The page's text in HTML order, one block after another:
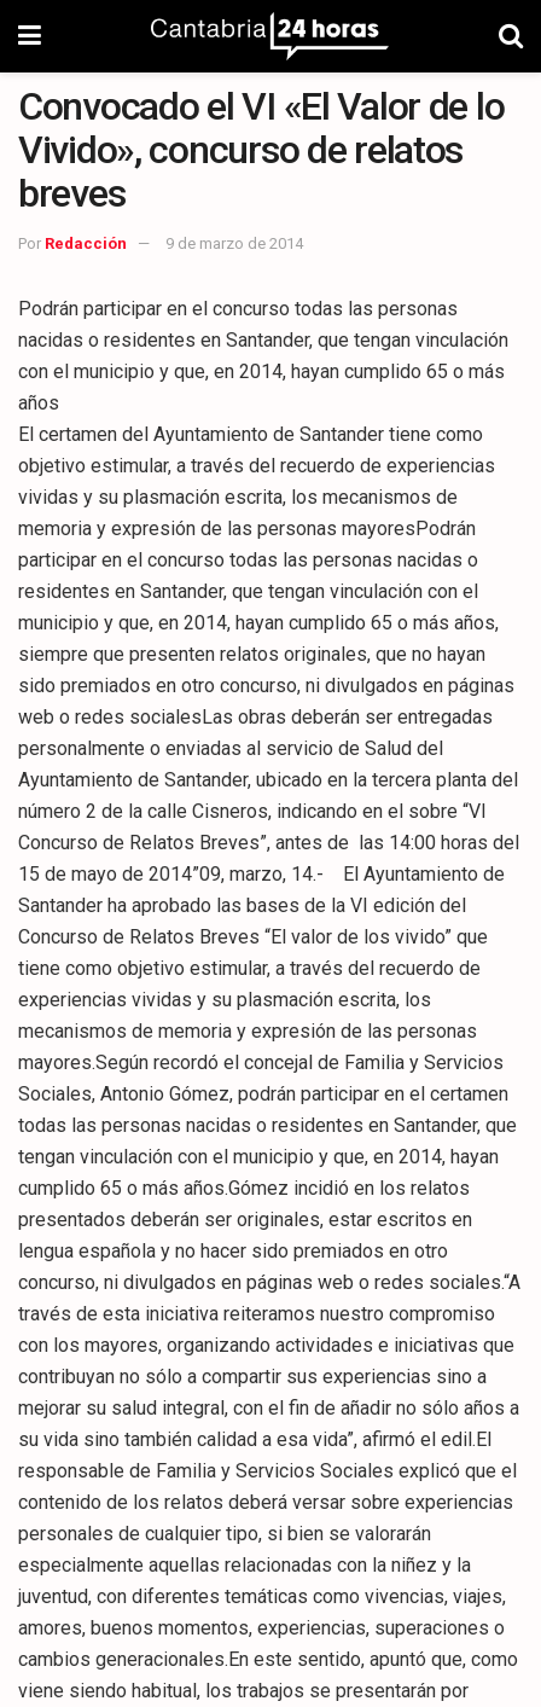
Convocado el VI «El Valor de lo
Vivido», concurso de relatos
breves
Por Redacción 9 de marzo de 2014
Podrán participar en el concurso todas las personas
nacidas o residentes en Santander, que tengan vinculación
con el municipio y que, en 2014, hayan cumplido 65 o más
años
El certamen del Ayuntamiento de Santander tiene como
objetivo estimular, a través del recuerdo de experiencias
vividas y su plasmación escrita, los mecanismos de
memoria y expresión de las personas mayoresPodrán
participar en el concurso todas las personas nacidas o
residentes en Santander, que tengan vinculación con el
municipio y que, en 2014, hayan cumplido 65 o más años,
siempre que presenten relatos originales, que no hayan
sido premiados en otro concurso, ni divulgados en páginas
web o redes socialesLas obras deberán ser entregadas
personalmente o enviadas al servicio de Salud del
Ayuntamiento de Santander, ubicado en la tercera planta del
número 2 de la calle Cisneros, indicando en el sobre “VI
Concurso de Relatos Breves”, antes de las 14:00 horas del
15 de mayo de 2014”09, marzo, 14.- El Ayuntamiento de
Santander ha aprobado las bases de la VI edición del
Concurso de Relatos Breves “El valor de los vivido” que
tiene como objetivo estimular, a través del recuerdo de
experiencias vividas y su plasmación escrita, los
mecanismos de memoria y expresión de las personas
mayores.Según recordó el concejal de Familia y Servicios
Sociales, Antonio Gómez, podrán participar en el certamen
todas las personas nacidas o residentes en Santander, que
tengan vinculación con el municipio y que, en 2014, hayan
cumplido 65 o más años.Gómez incidió en los relatos
presentados deberán ser originales, estar escritos en
lengua española y no hacer sido premiados en otro
concurso, ni divulgados en páginas web o redes sociales.“A
través de esta iniciativa reiteramos nuestro compromiso
con los mayores, organizando actividades e iniciativas que
contribuyan no sólo a compartir sus experiencias sino a
mejorar su salud integral, con el fin de añadir no sólo años a
su vida sino también calidad a esa vida”, afirmó el edil.El
responsable de Familia y Servicios Sociales explicó que el
contenido de los relatos deberá versar sobre experiencias
personales de cualquier tipo, si bien se valorarán
especialmente aquellas relacionadas con la niñez y la
juventud, con diferentes temáticas como vivencias, viajes,
amores, buenos momentos, experiencias, superaciones o
cambios generacionales.En este sentido, apuntó que, como
viene siendo habitual, los trabajos se presentarán por